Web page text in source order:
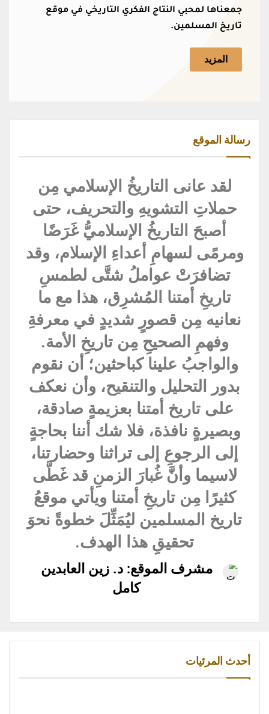
جمعناها لمحبي النتاج الفكري التاريخي في موقع
تاريخ المسلمين.
المزيد
رسالة الموقع
لقد عانى التاريخُ الإسلامي مِن
حملاتِ التشويهِ والتحريف، حتى
أصبحَ التاريخُ الإسلاميُّ غَرَضًا
ومرمًى لسهامِ أعداءِ الإسلام، وقد
تضافرَتْ عواملُ شتَّى لطمسِ
تاريخِ أمتنا المُشرِق، هذا مع ما
نعانيه مِن قصورٍ شديدٍ في معرفةِ
وفهمِ الصحيحِ مِن تاريخِ الأمة.
والواجبُ علينا كباحثين؛ أن نقوم
بدور التحليل والتنقيح، وأن نعكف
على تاريخ أمتنا بعزيمةٍ صادقة،
وبصيرةٍ نافذة، فلا شك أننا بحاجةٍ
إلى الرجوعِ إلى تراثنا وحضارتنا،
لاسيما وأنَّ غُبارَ الزمنِ قد غَطَّى
كثيرًا مِن تاريخِ أمتنا ويأتي موقعُ
تاريخ المسلمين ليُمَثِّلَ خطوةً نحوَ
تحقيقِِ هذا الهدف.
مشرف الموقع: د. زين العابدين
كامل
أحدث المرئيات